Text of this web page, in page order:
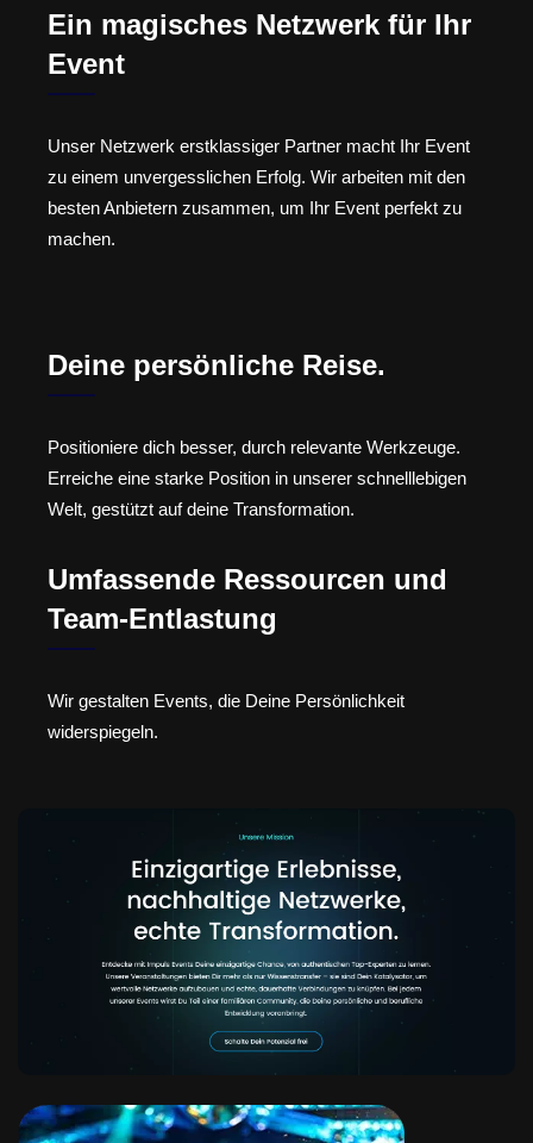
Ein magisches Netzwerk für Ihr
Event
Unser Netzwerk erstklassiger Partner macht Ihr Event
zu einem unvergesslichen Erfolg. Wir arbeiten mit den
besten Anbietern zusammen, um Ihr Event perfekt zu
machen.
Deine persönliche Reise.
Positioniere dich besser, durch relevante Werkzeuge.
Erreiche eine starke Position in unserer schnelllebigen
Welt, gestützt auf deine Transformation.
Umfassende Ressourcen und
Team-Entlastung
Wir gestalten Events, die Deine Persönlichkeit
widerspiegeln.